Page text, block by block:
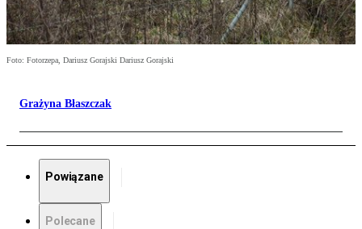
Foto: Fotorzepa, Dariusz Gorajski Dariusz Gorajski
Grażyna Błaszczak
Powiązane
Polecane